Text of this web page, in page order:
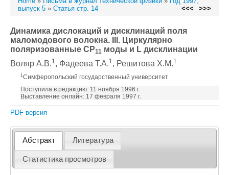
выпуск 5 » Статья стр. 14 <<< >>>
Динамика дислокаций и дисклинаций поля
маломодового волокна. III. Циркулярно
поляризованные CP11 моды и L дисклинации
Воляр А.В.1, Фадеева Т.А.1, Решитова Х.М.1
1 Симферопольский государственный университет
Поступила в редакцию: 11 ноября 1996 г.
Выставление онлайн: 17 февраля 1997 г.
PDF версия
Абстракт Литература
Статистика просмотров